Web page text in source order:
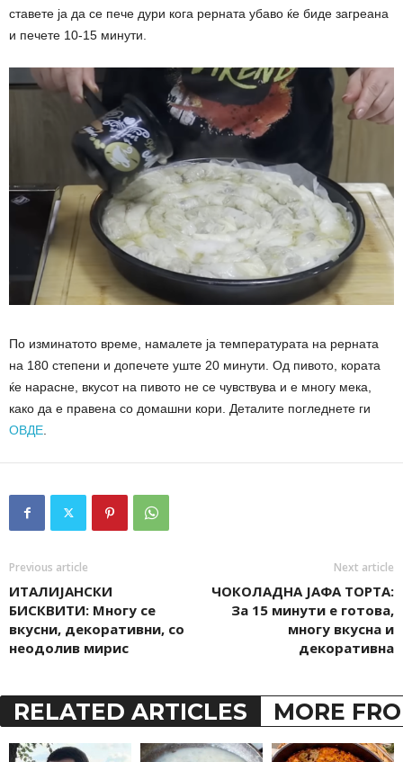
ставете ја да се пече дури кога рерната убаво ќе биде загреана
и печете 10-15 минути.
По изминатото време, намалете ја температурата на рерната
на 180 степени и допечете уште 20 минути. Од пивото, кората
ќе нарасне, вкусот на пивото не се чувствува и е многу мека,
како да е правена со домашни кори. Деталите погледнете ги
ОВДЕ
Previous article
ИТАЛИЈАНСКИ
БИСКВИТИ: Многу се
вкусни, декоративни, со
неодолив мирис
Next article
ЧОКОЛАДНА ЈАФА ТОРТА:
За 15 минути е готова,
многу вкусна и
декоративна
RELATED ARTICLES MORE